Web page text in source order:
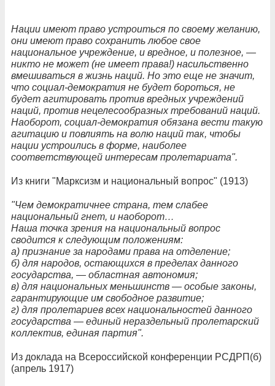
Нации имеют право устроиться по своему желанию,
они имеют право сохранить любое свое
национальное учреждение, и вредное, и полезное, —
никто не может (не имеет права!) насильственно
вмешиваться в жизнь наций. Но это еще не значит,
что социал-демократия не будет бороться, не
будет агитировать против вредных учреждений
наций, против нецелесообразных требований наций.
Наоборот, социал-демократия обязана вести такую
агитацию и повлиять на волю наций так, чтобы
нации устроились в форме, наиболее
соответствующей интересам пролетариата".
Из книги "Марксизм и национальный вопрос" (1913)
"Чем демократичнее страна, тем слабее
национальный гнет, и наоборот…
Наша точка зрения на национальный вопрос
сводится к следующим положениям:
а) признание за народами права на отделение;
б) для народов, остающихся в пределах данного
государства, — областная автономия;
в) для национальных меньшинств — особые законы,
гарантирующие им свободное развитие;
г) для пролетариев всех национальностей данного
государства — единый нераздельный пролетарский
коллектив, единая партия".
Из доклада на Всероссийской конференции РСДРП(б)
(апрель 1917)